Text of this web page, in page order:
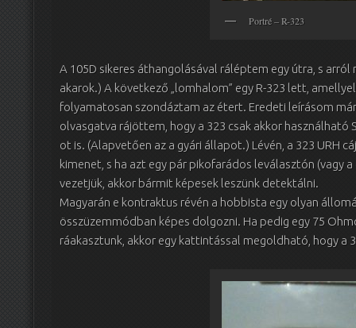
Portré – R-323
A 105D sikeres áthangolásával ráléptem egy útra, s arról
akarok.) A következő „lomhalom” egy R-323 lett,
folyamatosan szondáztam az étert. Eredeti leírásom
olvasgatva rájöttem, hogy a 323 csak akkor használható
ot is. (Alapvetően az a gyári állapot.) Lévén, a 323 URH
kimenet, s ha azt egy pár pikofarádos leválasztón (vagy
vezetjük, akkor bármit képesek leszünk detektálni.
Magyarán e kontraktus révén a hobbista egy olyan
összüzemmódban képes dolgozni. Ha pedig egy 75
ráakasztunk, akkor egy kattintással megoldható, hogy a